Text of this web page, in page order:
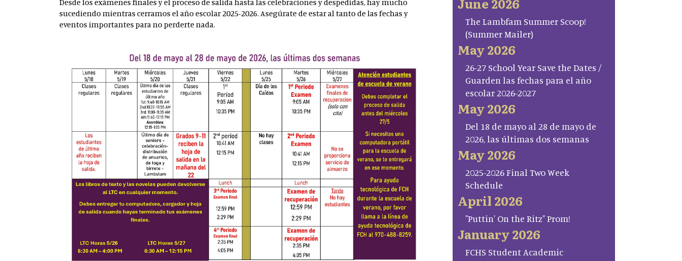
Desde los exámenes finales y el proceso de salida hasta las celebraciones y despedidas, hay mucho
sucediendo mientras cerramos el año escolar 2025-2026. Asegúrate de estar al tanto de las fechas y
eventos importantes para no perderte nada.
The Lambfam Summer Scoop!
(Summer Mailer)
May 2026
26-27 School Year Save the Dates /
Guarden las fechas para el año
escolar 2026-2027
May 2026
Del 18 de mayo al 28 de mayo de
2026, las últimas dos semanas
May 2026
2025-2026 Final Two Week
Schedule
April 2026
"Puttin' On the Ritz" Prom!
January 2026
FCHS Student Academic